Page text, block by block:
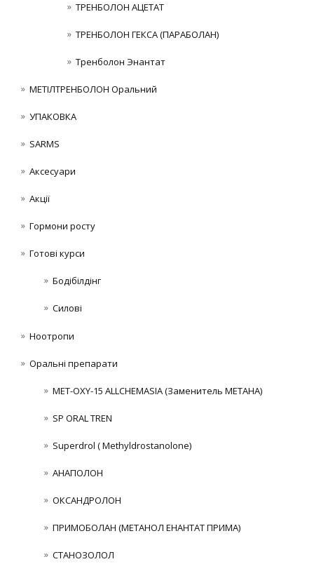
ТРЕНБОЛОН АЦЕТАТ
ТРЕНБОЛОН ГЕКСА (ПАРАБОЛАН)
Тренболон Энантат
МЕТІЛТРЕНБОЛОН Оральний
УПАКОВКА
SARMS
Аксесуари
Акції
Гормони росту
Готові курси
Бодібілдінг
Силові
Ноотропи
Оральні препарати
MET-OXY-15 ALLCHEMASIA (Заменитель МЕТАНА)
SP ORAL TREN
Superdrol ( Methyldrostanolone)
АНАПОЛОН
ОКСАНДРОЛОН
ПРИМОБОЛАН (МЕТАНОЛ ЕНАНТАТ ПРИМА)
СТАНОЗОЛОЛ